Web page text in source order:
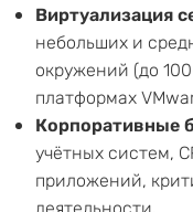
Виртуализация
небольших и
окружений (до
платформах
Корпоративные
учётных систем,
приложений,